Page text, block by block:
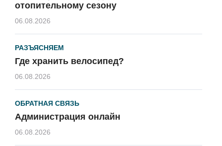
отопительному сезону
06.08.2026
РАЗЪЯСНЯЕМ
Где хранить велосипед?
06.08.2026
ОБРАТНАЯ СВЯЗЬ
Администрация онлайн
06.08.2026